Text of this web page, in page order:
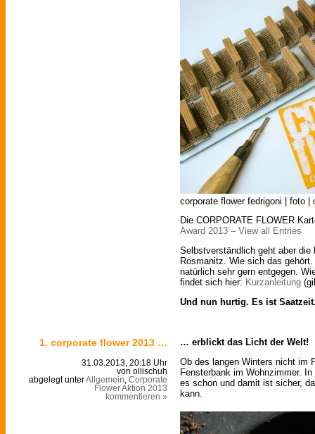
corporate flower fedrigoni | foto |
Die CORPORATE FLOWER
Award 2013 – View all Entries
Selbstverständlich geht aber die
Rosmanitz. Wie sich das
natürlich sehr gern entgegen.
findet sich hier: Kurzanleitung
Und nun hurtig. Es ist
1. corporate flower 2013 …
31.03.2013, 20:18 Uhr
von ollischuh
abgelegt unterAllgemein Corporate
Flower Aktion 2013
kommentieren »
… erblickt das Licht der Welt!
Ob des langen Winters nicht im
Fensterbank im Wohnzimmer.
es schon und damit ist sicher,
kann.